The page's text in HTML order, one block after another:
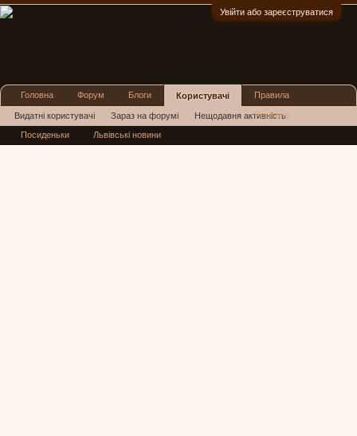
Увійти або зареєструватися
Головна Форум Блоги Користувачі
Видатні користувачі Зараз на форумі Нещодавня активність
Нові повідомлення профілю
Правила
Реклама
Посиденьки Львівські новини